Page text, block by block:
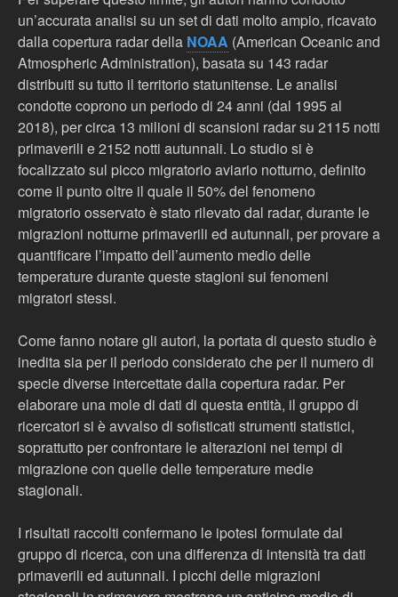
un’accurata analisi su un set di dati molto ampio, ricavato
dalla copertura radar della NOAA (American Oceanic and
Atmospheric Administration), basata su 143 radar
distribuiti su tutto il territorio statunitense. Le analisi
condotte coprono un periodo di 24 anni (dal 1995 al
2018), per circa 13 milioni di scansioni radar su 2115 notti
primaverili e 2152 notti autunnali. Lo studio si è
focalizzato sul picco migratorio aviario notturno, definito
come il punto oltre il quale il 50% del fenomeno
migratorio osservato è stato rilevato dal radar, durante le
migrazioni notturne primaverili ed autunnali, per provare a
quantificare l’impatto dell’aumento medio delle
temperature durante queste stagioni sui fenomeni
migratori stessi.
Come fanno notare gli autori, la portata di questo studio è
inedita sia per il periodo considerato che per il numero di
specie diverse intercettate dalla copertura radar. Per
elaborare una mole di dati di questa entità, il gruppo di
ricercatori si è avvalso di sofisticati strumenti statistici,
soprattutto per confrontare le alterazioni nei tempi di
migrazione con quelle delle temperature medie
stagionali.
I risultati raccolti confermano le ipotesi formulate dal
gruppo di ricerca, con una differenza di intensità tra dati
primaverili ed autunnali. I picchi delle migrazioni